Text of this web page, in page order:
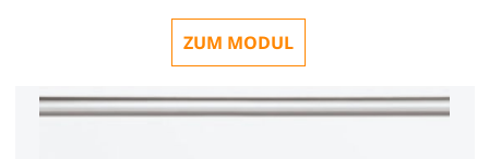
ZUM MODUL